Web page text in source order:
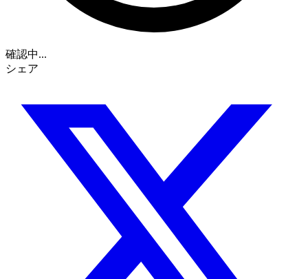
確認中...
シェア